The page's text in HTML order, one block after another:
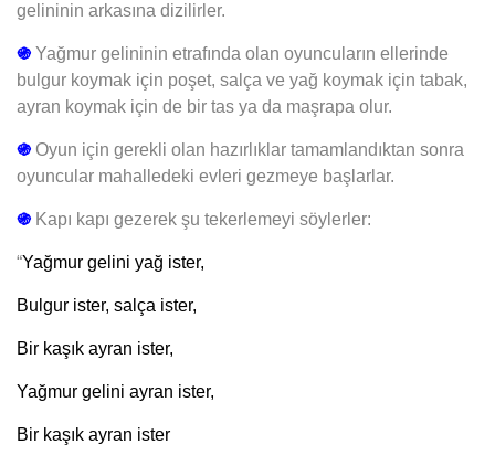
gelininin arkasına dizilirler.
֍ Yağmur gelininin etrafında olan oyuncuların ellerinde
bulgur koymak için poşet, salça ve yağ koymak için tabak,
ayran koymak için de bir tas ya da maşrapa olur.
֍ Oyun için gerekli olan hazırlıklar tamamlandıktan sonra
oyuncular mahalledeki evleri gezmeye başlarlar.
֍ Kapı kapı gezerek şu tekerlemeyi söylerler:
“Yağmur gelini yağ ister,
Bulgur ister, salça ister,
Bir kaşık ayran ister,
Yağmur gelini ayran ister,
Bir kaşık ayran ister